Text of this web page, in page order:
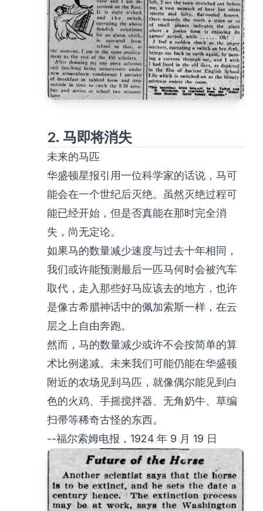
2. 马即将消失
未来的马匹
华盛顿星报引用一位科学家的话说，马可
能会在一个世纪后灭绝。虽然灭绝过程可
能已经开始，但是否真能在那时完全消
失，尚无定论。
如果马的数量减少速度与过去十年相同，
我们或许能预测最后一匹马何时会被汽车
取代，走入那些好马应该去的地方，也许
是像古希腊神话中的佩加索斯一样，在云
层之上自由奔跑。
然而，马的数量减少或许不会按简单的算
术比例递减。未来我们可能仍能在华盛顿
附近的农场见到马匹，就像偶尔能见到白
色的火鸡、手摇搅拌器、无角奶牛、草编
扫帚等稀奇古怪的东西。
--福尔索姆电报，1924 年 9 月 19 日